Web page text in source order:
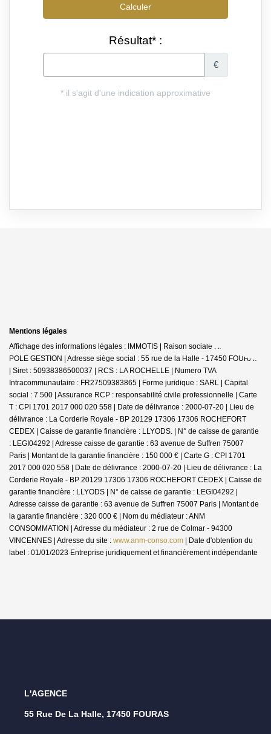
Mentions légales
Affichage des informations légales : IMMOTIS | Raison sociale : IMMOTIS
POLE GESTION | Adresse siège social : 55 rue de la Halle - 17450 FOURAS
| Siret : 50938386500037 | RCS : LA ROCHELLE | Numero TVA
Intracommunautaire : FR27509383865 | Forme juridique : SARL | Capital
social : 7 500 | Assurance RCP : responsabilité civile professionnelle | Carte
T : CPI 1701 2017 000 020 558 | Date de délivrance : 2000-07-20 | Lieu de
délivrance : La Corderie Royale - BP 20129 17306 17306 ROCHEFORT
CEDEX | Caisse de garantie financière : LLYODS. | N° de caisse de garantie
: LEGI04292 | Adresse caisse de garantie : 63 avenue de Suffren 75007
Paris | Montant de la garantie financière : 150 000 € | Carte G : CPI 1701
2017 000 020 558 | Date de délivrance : 2000-07-20 | Lieu de délivrance : La
Corderie Royale - BP 20129 17306 17306 ROCHEFORT CEDEX | Caisse de
garantie financière : LLYODS | N° de caisse de garantie : LEGI04292 |
Adresse caisse de garantie : 63 avenue de Suffren 75007 Paris | Montant de
la garantie financière : 320 000 € | Nom du médiateur : ANM
CONSOMMATION | Adresse du médiateur : 2 rue de Colmar - 94300
VINCENNES | Adresse du site : www.anm-conso.com | Date d'obtention du
label : 01/01/2023 Entreprise juridiquement et financièrement indépendante
L'AGENCE
55 Rue De La Halle, 17450 FOURAS